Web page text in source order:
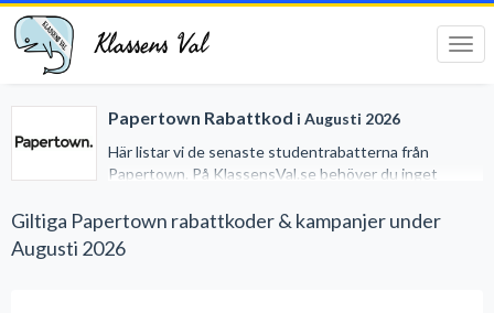
Klassens Val
Papertown Rabattkod i Augusti 2026
Här listar vi de senaste studentrabatterna från
Papertown. På KlassensVal.se behöver du inget
handlar på nätet. Vi har gjort det lätt för dig genom att
samla alla studentrabatter på ett och samma ställe.
Giltiga Papertown rabattkoder & kampanjer under
Augusti 2026